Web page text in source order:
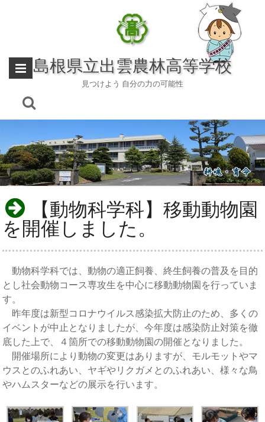
島根県立出雲農林高等学校
見つけよう 自分の力の可能性
【動物科学科】移動動物園
を開催しました。
動物科学科では、動物の適正飼養、終生飼養の普及を目的
とし社会動物コース専攻生を中心に移動動物園を行っていま
す。
昨年度は新型コロナウイルス感染拡大防止のため、多くの
イベントが中止となりましたが、今年度は感染防止対策を徹
底した上で、４箇所での移動動物園の開催となりました。
開催場所により動物の変更はありますが、モルモットやマ
ウスとのふれあい、ヤギやリクガメとのふれあい、様々な鳥
やハムスターなどの展示を行います。